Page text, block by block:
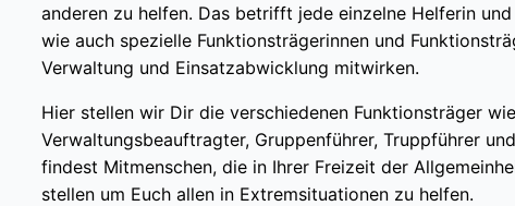
anderen zu helfen. Das betrifft jede einzelne Helferin
wie auch spezielle Funktionsträgerinnen und
Verwaltung und Einsatzabwicklung mitwirken.
Hier stellen wir Dir die verschiedenen Funktionsträger
Verwaltungsbeauftragter, Gruppenführer, Truppführer
findest Mitmenschen, die in Ihrer Freizeit der
stellen um Euch allen in Extremsituationen zu helfen.